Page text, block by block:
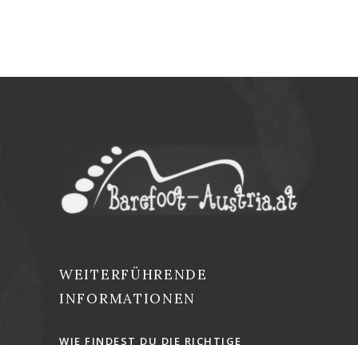
WEITERFÜHRENDE
INFORMATIONEN
WIE FINDEST DU DIE RICHTIGE